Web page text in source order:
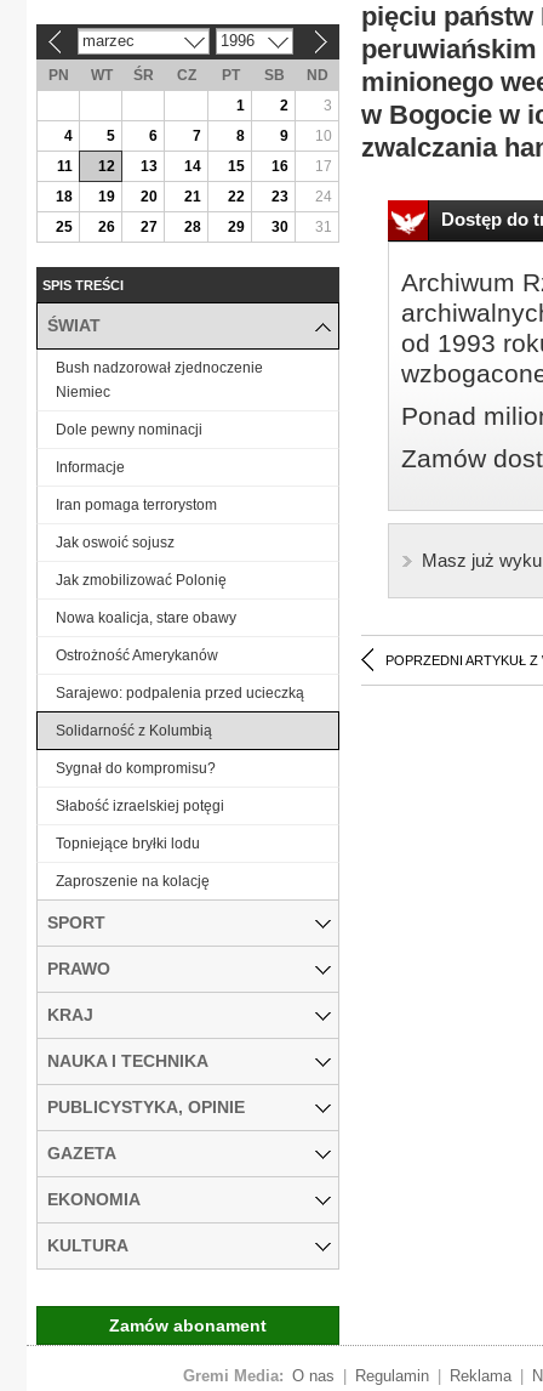
pięciu państw
peruwiańskim
minionego
w Bogocie w
zwalczania
Dostęp do
Archiwum
od 1993
Ponad
Zamów
Masz już
POPRZEDNI ARTYKUŁ Z
marzec 1996
PN WT ŚR CZ PT SB
ND
1
2
3
4
5 6 7 8 9
10
11
12 13 14 15 16
17
18
19 20 21 22 23
24
25
26 27 28 29 30 31
SPIS TREŚCI
ŚWIAT
Bush nadzorował zjednoczenie
Niemiec
Dole pewny nominacji
Informacje
Iran pomaga terrorystom
Jak oswoić sojusz
Jak zmobilizować Polonię
Nowa koalicja, stare obawy
Ostrożność Amerykanów
Sarajewo: podpalenia przed ucieczką
Solidarność z Kolumbią
Sygnał do kompromisu?
Słabość izraelskiej potęgi
Topniejące bryłki lodu
Zaproszenie na kolację
SPORT
PRAWO
KRAJ
NAUKA I TECHNIKA
PUBLICYSTYKA, OPINIE
GAZETA
EKONOMIA
KULTURA
Zamów abonament
Gremi Media: O nas Regulamin Reklama